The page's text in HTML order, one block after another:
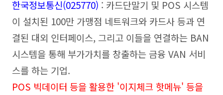
한국정보통신(025770) : 카드단말기 및 POS 시스템
이 설치된 100만 가맹점 네트워크와 카드사 등과 연
결된 대외 인터페이스, 그리고 이들을 연결하는 BAN
시스템을 통해 부가가치를 창출하는 금융 VAN 서비
스를 하는 기업.
POS 빅데이터 등을 활용한 '이지체크 핫메뉴' 등을